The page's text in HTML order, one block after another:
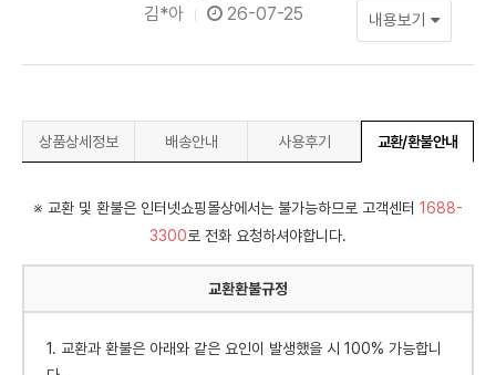
김*아 26-07-25 내용보기
상품상세정보 배송안내 사용후기 교환/환불안내
※ 교환 및 환불은 인터넷쇼핑몰상에서는 불가능하므로 고객센터 1688-
3300로 전화 요청하셔야합니다.
교환환불규정
1. 교환과 환불은 아래와 같은 요인이 발생했을 시 100% 가능합니